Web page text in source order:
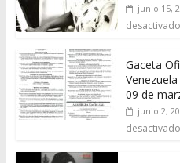
junio 15,
Gaceta
09 de
junio 2,